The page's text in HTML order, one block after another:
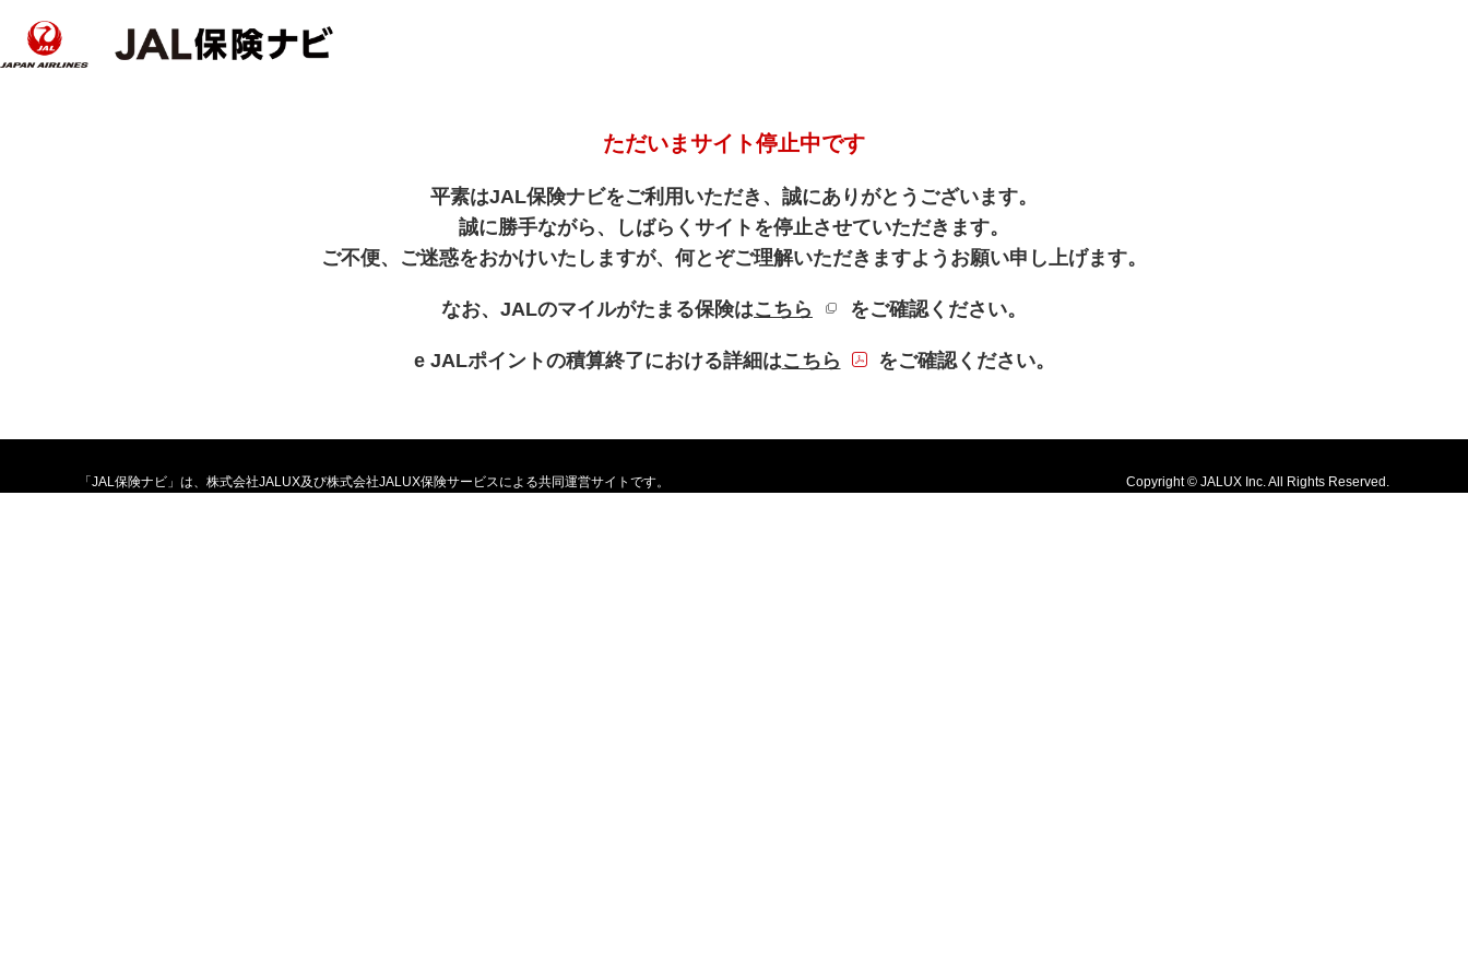
ただいまサイト停止中です
平素はJAL保険ナビをご利用いただき、誠にありがとうございます。
誠に勝手ながら、しばらくサイトを停止させていただきます。
ご不便、ご迷惑をおかけいたしますが、何とぞご理解いただきますようお願い申し上げます。
なお、JALのマイルがたまる保険はこちら 新規ウィンドウを開きます
をご確認ください。
e JALポイントの積算終了における詳細はこちら PDFファイルが新規ウィンドウで開きます
をご確認ください。
「JAL保険ナビ」は、株式会社JALUX及び株式会社JALUX保険サービスによる共同運営サイトです。 Copyright © JALUX Inc. All Rights Reserved.